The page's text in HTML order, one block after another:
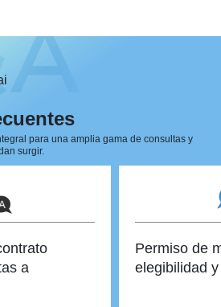
para una amplia gama de consultas y
surgir.
a
Permiso de
elegibilidad